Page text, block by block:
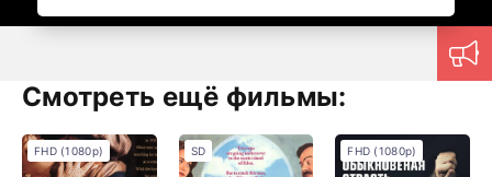
Смотреть ещё фильмы:
FHD (1080p) SD FHD (1080p)